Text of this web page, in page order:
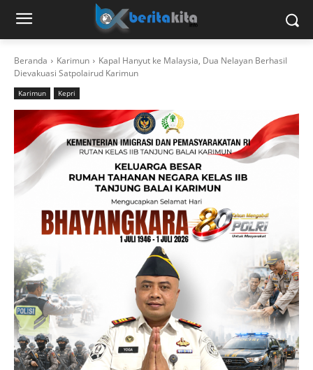
Beranda Karimun
Kapal Hanyut ke Malaysia, Dua Nelayan Berhasil
Dievakuasi Satpolairud Karimun
Karimun Kepri